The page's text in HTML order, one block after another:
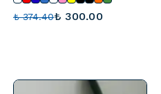
₺ 374.40₺ 300.00